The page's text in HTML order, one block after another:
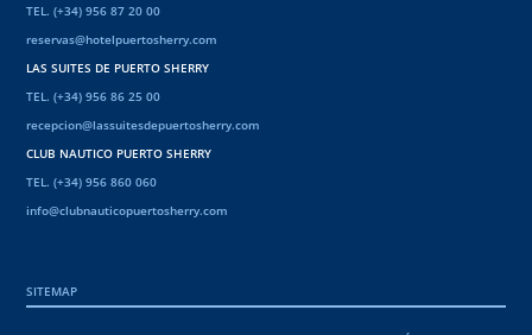
TEL. (+34) 956 87 20 00
reservas@hotelpuertosherry.com
LAS SUITES DE PUERTO SHERRY
TEL. (+34) 956 86 25 00
recepcion@lassuitesdepuertosherry.com
CLUB NAUTICO PUERTO SHERRY
TEL. (+34) 956 860 060
info@clubnauticopuertosherry.com
SITEMAP